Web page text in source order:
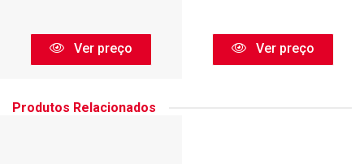
Ver preço Ver preço
Produtos Relacionados